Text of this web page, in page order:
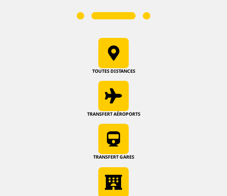
TOUTES DISTANCES
TRANSFERT AÉROPORTS
TRANSFERT GARES